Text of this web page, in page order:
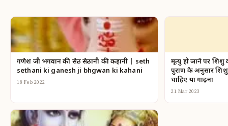
गणेश जी भगवान की सेठ सेठानी की कहानी | seth
sethani ki ganesh ji bhgwan ki kahani
18 Feb 2022
मृत्यु हो जाने पर शिशु
पुराण के अनुसार
चाहिए या गाढ़ना
21 Mar 2023